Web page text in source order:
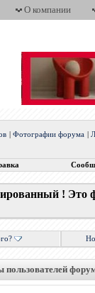
О компании
Фотографии форума
!